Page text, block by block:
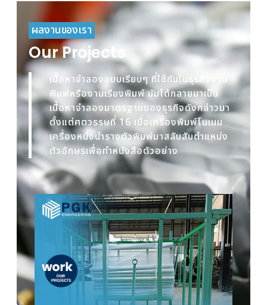
ผลงานของเรา
Our Projects
เนื้อหาจำลองแบบเรียบๆ ที่ใช้กันในธุรกิจงาน
พิมพ์หรืองานเรียงพิมพ์ มันได้กลายมาเป็น
เนื้อหาจำลองมาตรฐานของธุรกิจดังกล่าวมา
ตั้งแต่ศตวรรษที่ 16 เมื่อเครื่องพิมพ์โนเนม
เครื่องหนึ่งนำรางตัวพิมพ์มาสลับสับตำแหน่ง
ตัวอักษรเพื่อทำหนังสือตัวอย่าง